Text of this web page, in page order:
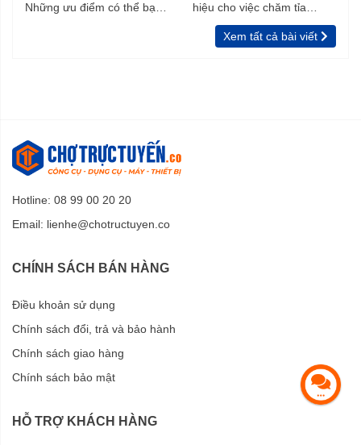
Những ưu điểm có thể bạn
hiệu cho việc chăm tỉa
vườn, rào
Xem tất cả bài viết
Hotline: 08 99 00 20 20
Email: lienhe@chotructuyen.co
CHÍNH SÁCH BÁN HÀNG
Điều khoản sử dụng
Chính sách đổi, trả và bảo hành
Chính sách giao hàng
Chính sách bảo mật
HỖ TRỢ KHÁCH HÀNG